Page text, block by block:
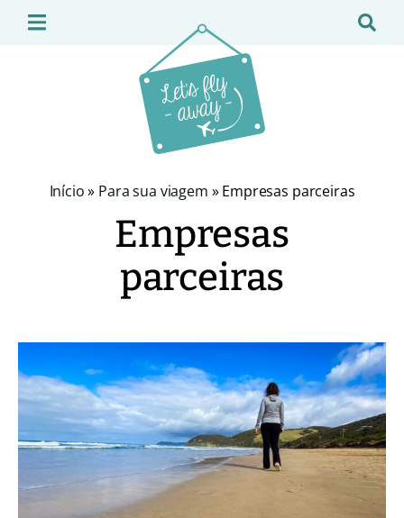
Início» Para sua viagem »Empresas parceiras
Empresas
parceiras